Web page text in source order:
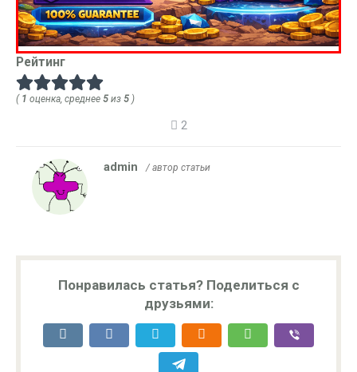
Рейтинг
( 1 оценка, среднее 5 из 5 )
2
admin / автор статьи
Понравилась статья? Поделиться с
друзьями: